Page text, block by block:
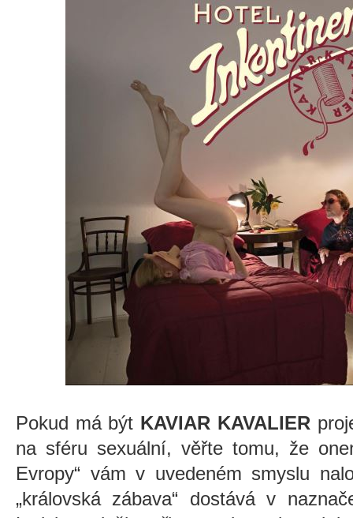
Pokud má být KAVIAR KAVALIER
na sféru sexuální, věřte tomu, že
Evropy“ vám v uvedeném smyslu
„královská zábava“ dostává v